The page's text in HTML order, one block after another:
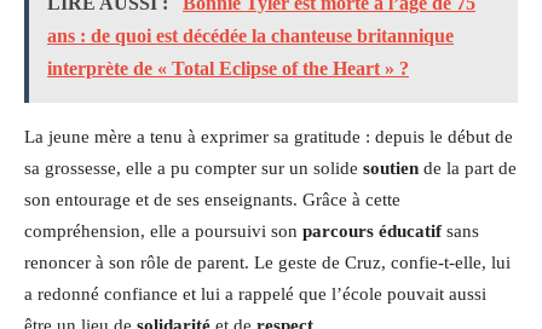
ans : de quoi est décédée la chanteuse britannique
interprète de « Total Eclipse of the Heart » ?
La jeune mère a tenu à exprimer sa gratitude : depuis le début de
sa grossesse, elle a pu compter sur un solide soutien de la part de
son entourage et de ses enseignants. Grâce à cette
compréhension, elle a poursuivi son parcours éducatifsans
renoncer à son rôle de parent. Le geste de Cruz, confie-t-elle, lui
a redonné confiance et lui a rappelé que l’école pouvait aussi